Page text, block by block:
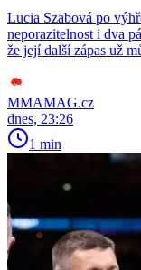
Lucia Szabová po
neporazitelnost i dva
že její další zápas už
MMAMAG.cz
dnes, 23:26
1 min